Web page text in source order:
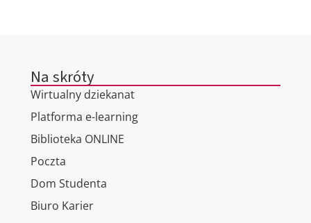
Na skróty
Wirtualny dziekanat
Platforma e-learning
Biblioteka ONLINE
Poczta
Dom Studenta
Biuro Karier